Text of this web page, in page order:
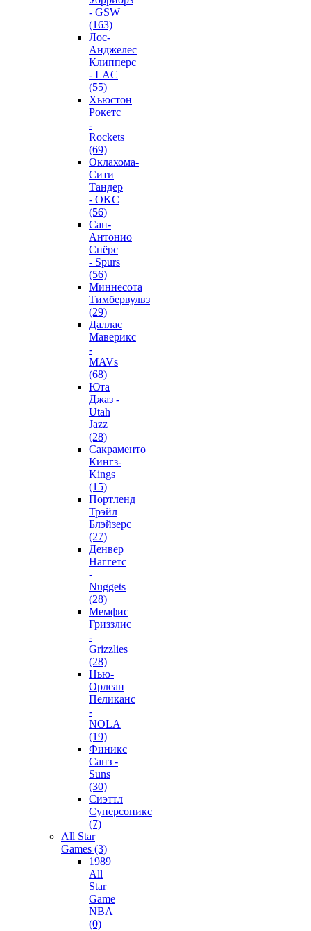
- GSW
(163)
Лос-
Анджелес
Клипперс
- LAC
(55)
Хьюстон
Рокетс
-
Rockets
(69)
Оклахома-
Сити
Тандер
- OKC
(56)
Сан-
Антонио
Спёрс
- Spurs
(56)
Миннесота
Тимбервулвз
(29)
Даллас
Маверикс
-
MAVs
(68)
Юта
Джаз -
Utah
Jazz
(28)
Сакраменто
Кингз-
Kings
(15)
Портленд
Трэйл
Блэйзерс
(27)
Денвер
Наггетс
-
Nuggets
(28)
Мемфис
Гриззлис
-
Grizzlies
(28)
Нью-
Орлеан
Пеликанс
-
NOLA
(19)
Финикс
Санз -
Suns
(30)
Сиэттл
Суперсоникс
(7)
All Star
Games (3)
1989
All
Star
Game
NBA
(0)